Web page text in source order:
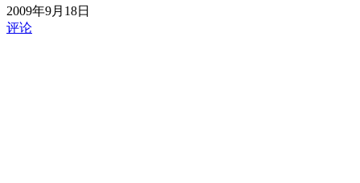
2009年9月18日
评论